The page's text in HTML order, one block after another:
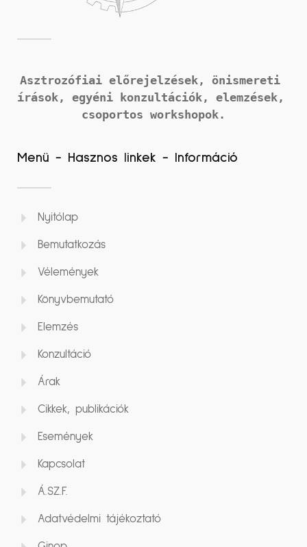
Asztrozófiai előrejelzések, önismereti
írások,
csoportos workshopok.
Menü - Hasznos linkek - Információ
Nyitólap
Bemutatkozás
Vélemények
Könyvbemutató
Elemzés
Konzultáció
Árak
Cikkek, publikációk
Események
Kapcsolat
Á.SZ.F.
Adatvédelmi tájékoztató